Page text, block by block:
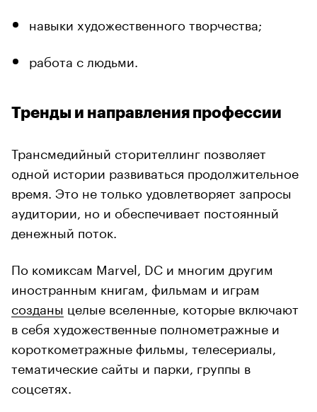
навыки художественного творчества;
работа с людьми.
Тренды и направления профессии
Трансмедийный сторителлинг позволяет
одной истории развиваться продолжительное
время. Это не только удовлетворяет запросы
аудитории, но и обеспечивает постоянный
денежный поток.
По комиксам Marvel, DC и многим другим
иностранным книгам, фильмам и играм
созданы целые вселенные, которые включают
в себя художественные полнометражные и
короткометражные фильмы, телесериалы,
тематические сайты и парки, группы в
соцсетях.